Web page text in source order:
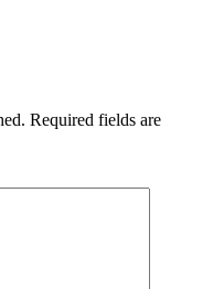
Required fields are